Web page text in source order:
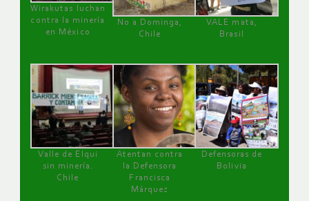
Wirakutas luchan
contra la minería
en México
No a Dominga,
Chile
VALE mata,
Brasil
Valle de Elqui
sin minería.
Chile
Atentan contra
la Defensora
Francisca
Márquez
Defensoras de
Bolivia